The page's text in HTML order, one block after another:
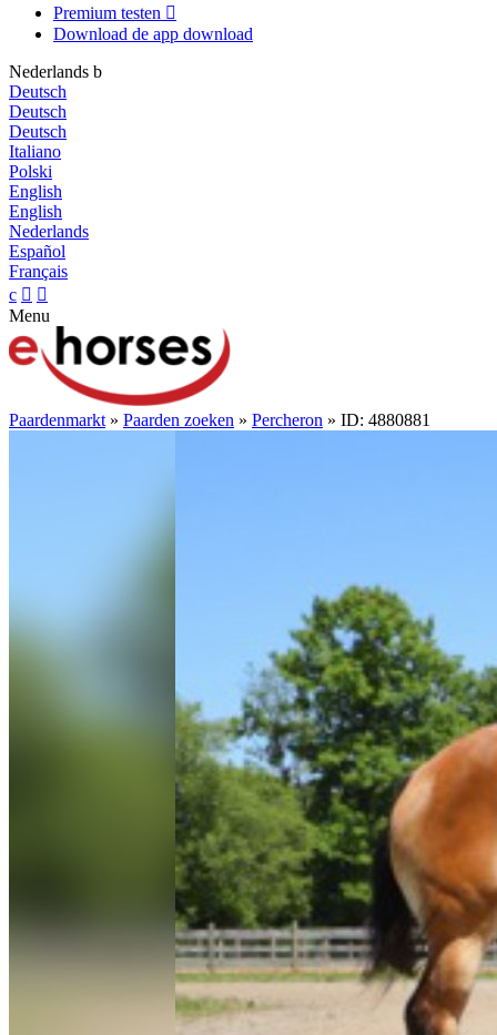
Premium testen 
Download de app download
Nederlands b
Deutsch
Deutsch
Deutsch
Italiano
Polski
English
English
Nederlands
Español
Français
c  
Menu
Paardenmarkt » Paarden zoeken » Percheron » ID: 4880881